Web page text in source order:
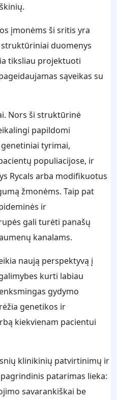
įmonėms ši sritis yra
duomenys
tiksliau projektuoti
sąveikas su
Nors ši struktūrinė
papildomi
tyrimai,
populiacijose, ir
Rycals arba modifikuotus
žmonėms. Taip pat
ir
gali turėti panašų
kanalams.
naują perspektyvą į
kurti labiau
gydymo
genetikos ir
kiekvienam pacientui
klinikinių patvirtinimų ir
patarimas lieka:
savarankiškai be